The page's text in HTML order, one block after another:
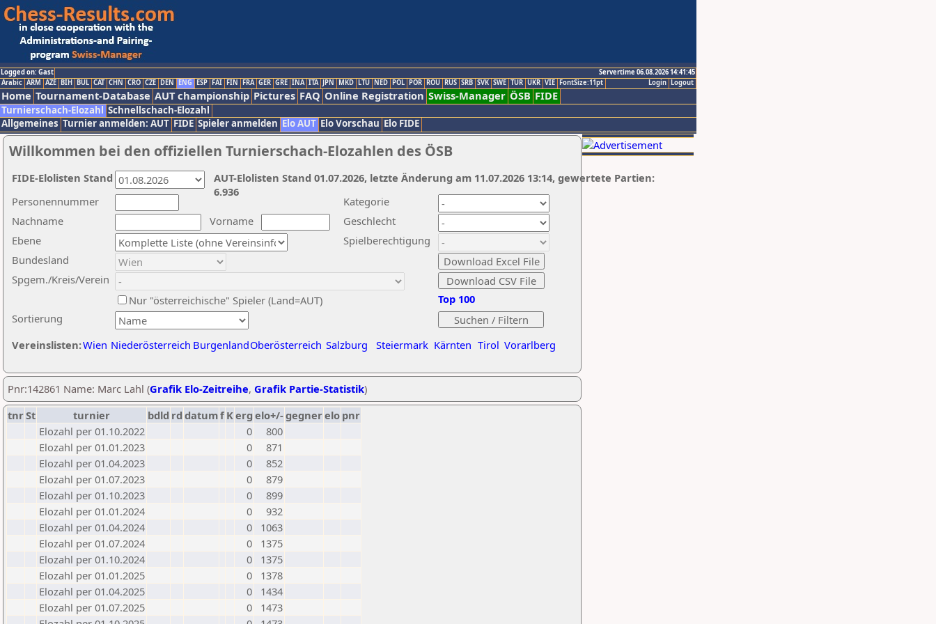
Logged on: Gast
Servertime 06.08.2026 14:41:45
Logout
Login
Arabic ARM AZE BIH BUL CAT CHN CRO CZE DEN ENG ESP FAI FIN FRA GER GRE INA ITA JPN MKD LTU NED POL POR ROU RUS SRB SVK SWE TUR UKR VIE FontSize:11pt
Home Tournament-Database AUT championship Pictures FAQ Online Registration Swiss-Manager ÖSB FIDE
Turnierschach-Elozahl Schnellschach-Elozahl
Allgemeines Turnier anmelden: AUT FIDE Spieler anmelden Elo AUT Elo Vorschau Elo FIDE
Willkommen bei den offiziellen Turnierschach-Elozahlen des ÖSB
Nachname
Vorname
Ebene
Kategorie
Sortierung
Personennummer
Bundesland
Spgem./Kreis/Verein
Geschlecht
Nur "österreichische" Spieler (Land=AUT)
Spielberechtigung
Vereinslisten:Wien Niederösterreich BurgenlandOberösterreich Salzburg Steiermark Kärnten Tirol Vorarlberg
Top 100
AUT-Elolisten Stand 01.07.2026, letzte Änderung am 11.07.2026 13:14, gewertete Partien:
6.936
FIDE-Elolisten Stand
Pnr:142861 Name: Marc Lahl (Grafik Elo-Zeitreihe, Grafik Partie-Statistik)
tnrSt turnier bdld rd datumf Kerg elo+/-gegnerelo pnr
Elozahl per 01.10.2022
0
800
Elozahl per 01.01.2023
0
871
Elozahl per 01.04.2023
0
852
Elozahl per 01.07.2023
0
879
Elozahl per 01.10.2023
0
899
Elozahl per 01.01.2024
0
932
Elozahl per 01.04.2024
0
1063
Elozahl per 01.07.2024
0
1375
Elozahl per 01.10.2024
0
1375
Elozahl per 01.01.2025
0
1378
Elozahl per 01.04.2025
0
1434
Elozahl per 01.07.2025
0
1473